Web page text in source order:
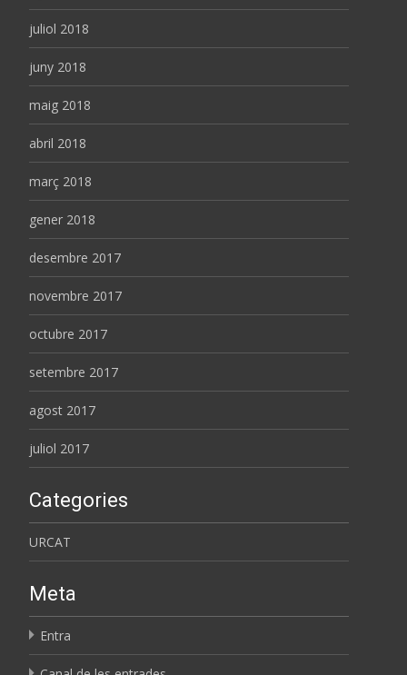
juliol 2018
juny 2018
maig 2018
abril 2018
març 2018
gener 2018
desembre 2017
novembre 2017
octubre 2017
setembre 2017
agost 2017
juliol 2017
Categories
URCAT
Meta
Entra